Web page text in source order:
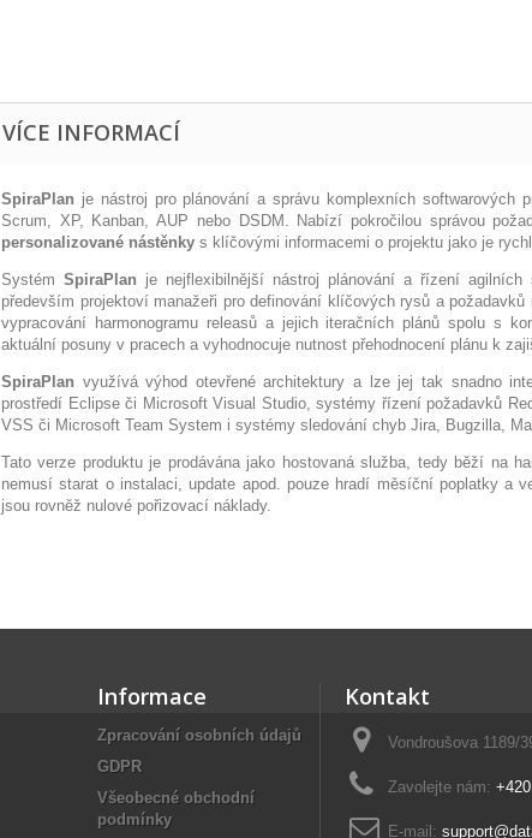
VÍCE INFORMACÍ
SpiraPlan je nástroj pro plánování a správu komplexních
Scrum, XP, Kanban, AUP nebo DSDM. Nabízí pokročilou správou
personalizované nástěnky s klíčovými informacemi o projektu jako je
Systém SpiraPlan je nejflexibilnější nástroj plánování a řízení
především projektoví manažeři pro definování klíčových rysů a
vypracování harmonogramu releasů a jejich iteračních plánů spolu s
aktuální posuny v pracech a vyhodnocuje nutnost přehodnocení plánu k
SpiraPlan využívá výhod otevřené architektury a lze jej tak snadno
prostředí Eclipse či Microsoft Visual Studio, systémy řízení požadavků
VSS či Microsoft Team System i systémy sledování chyb Jira, Bugzilla,
Tato verze produktu je prodávána jako hostovaná služba, tedy běží na
nemusí starat o instalaci, update apod. pouze hradí měsíční poplatky a
jsou rovněž nulové pořizovací náklady.
Informace
Zpracování osobních údajů
GDPR
Všeobecné obchodní
podmínky
Kontakt
Vondroušova 1189/
Zavolejte nám:
E-mail: